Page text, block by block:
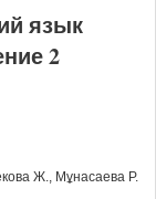
язык
2
Ж., Мұнасаева Р.